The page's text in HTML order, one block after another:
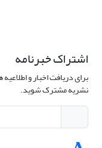
اشتراک خبرنامه
برای دریافت اخبار و
نشریه مشترک شوید.